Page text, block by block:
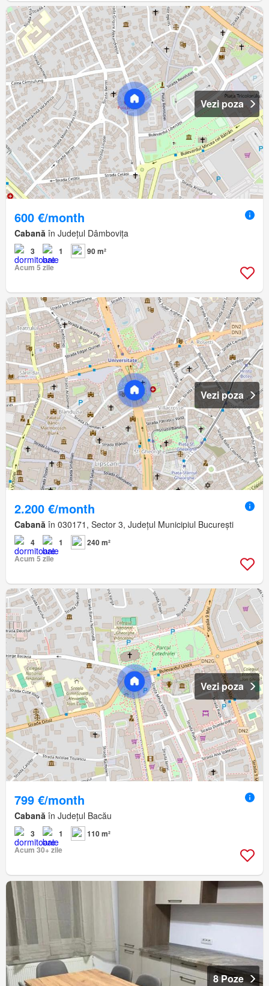
Vezi poza
600 €/month
Cabană în Județul Dâmbovița
3 1
90 m²
Acum 5 zile
Vezi poza
2.200 €/month
Cabană în 030171, Sector 3, Județul Municipiul București
4 1
240 m²
Acum 5 zile
Vezi poza
799 €/month
Cabană în Județul Bacău
3 1
110 m²
Acum 30+ zile
8 Poze